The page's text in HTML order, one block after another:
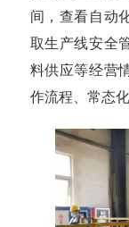
间，查看自动
取生产线安全
料供应等经营
作流程、常态